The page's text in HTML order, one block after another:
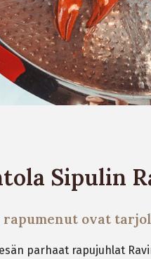
Sipulin R
ovat
parhaat rapujuhlat